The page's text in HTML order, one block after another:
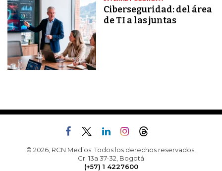
Ciberseguridad: del área
de TI a las juntas
© 2026, RCN Medios. Todos los derechos reservados.
Cr. 13a 37-32, Bogotá
(+57) 1 4227600